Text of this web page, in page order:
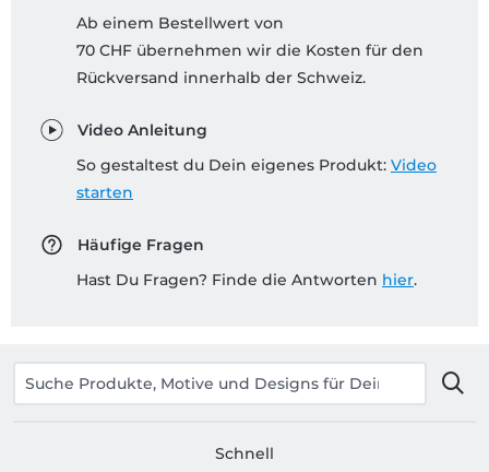
Ab einem Bestellwert von
70 CHF übernehmen wir die Kosten für den
Rückversand innerhalb der Schweiz.
Video Anleitung
So gestaltest du Dein eigenes Produkt: Video
starten
Häufige Fragen
Hast Du Fragen? Finde die Antworten hier.
Schnell